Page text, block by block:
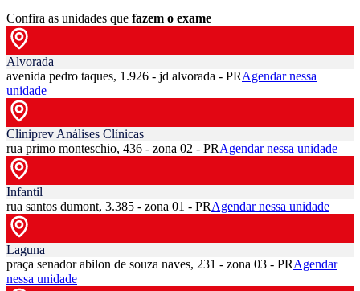
Confira as unidades que fazem o exame
Alvorada
avenida pedro taques, 1.926 - jd alvorada - PRAgendar nessa
unidade
Cliniprev Análises Clínicas
rua primo monteschio, 436 - zona 02 - PRAgendar nessa unidade
Infantil
rua santos dumont, 3.385 - zona 01 - PRAgendar nessa unidade
Laguna
praça senador abilon de souza naves, 231 - zona 03 - PRAgendar
nessa unidade